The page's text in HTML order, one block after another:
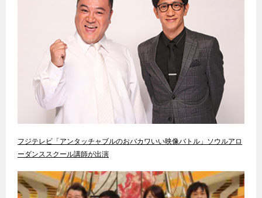
フジテレビ「アンタッチャブルのおバカワいい映像バトル」ソウルアロ
ーダンススクール講師が出演